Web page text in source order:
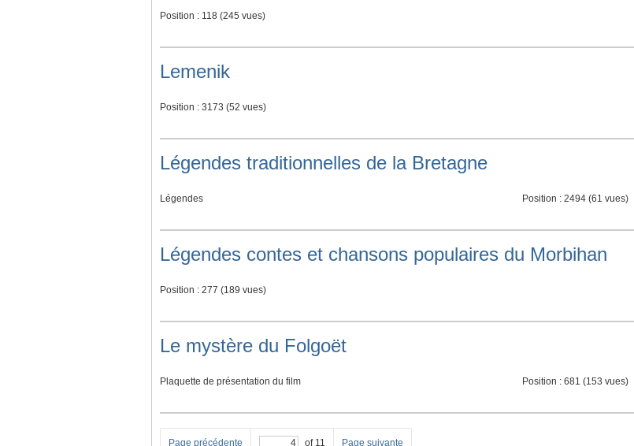
Position : 118 (245 vues)
Lemenik
Position : 3173 (52 vues)
Légendes traditionnelles de la Bretagne
Légendes Position : 2494 (61 vues)
Légendes contes et chansons populaires du Morbihan
Position : 277 (189 vues)
Le mystère du Folgoët
Plaquette de présentation du film Position : 681 (153 vues)
Page précédente of 11 Page suivante